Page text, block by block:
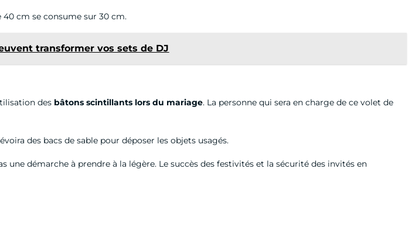
cm se consume sur 30 cm.
transformer vos sets de DJ
des bâtons scintillants lors du mariage. La personne qui sera en charge de ce volet de
des bacs de sable pour déposer les objets usagés.
une démarche à prendre à la légère. Le succès des festivités et la sécurité des invités en